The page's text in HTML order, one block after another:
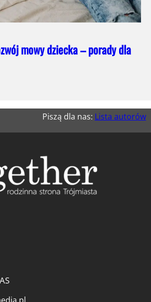
mowy dziecka – porady dla
Piszą dla nas: Lista autorów